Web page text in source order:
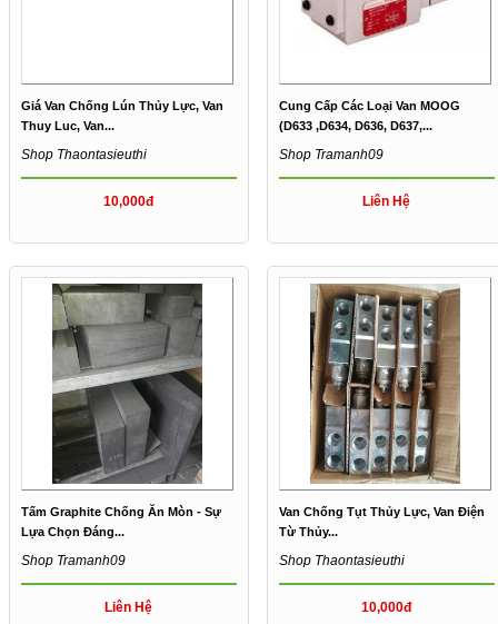
Giá Van Chống Lún Thủy Lực, Van
Thuy Luc, Van...
Shop Thaontasieuthi
10,000đ
Cung Cấp Các Loại Van MOOG
(D633 ,D634, D636, D637,...
Shop Tramanh09
Liên Hệ
Tấm Graphite Chống Ăn Mòn - Sự
Lựa Chọn Đáng...
Shop Tramanh09
Liên Hệ
Van Chống Tụt Thủy Lực, Van Điện
Từ Thủy...
Shop Thaontasieuthi
10,000đ